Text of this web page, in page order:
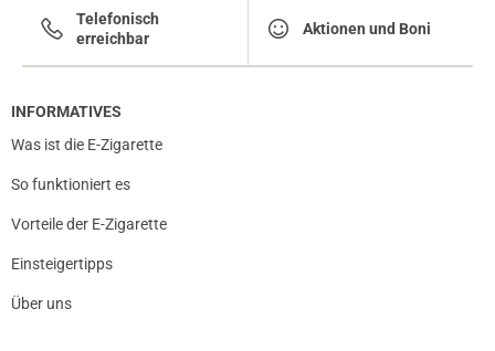
Telefonisch
erreichbar
Aktionen und Boni
INFORMATIVES
Was ist die E-Zigarette
So funktioniert es
Vorteile der E-Zigarette
Einsteigertipps
Über uns